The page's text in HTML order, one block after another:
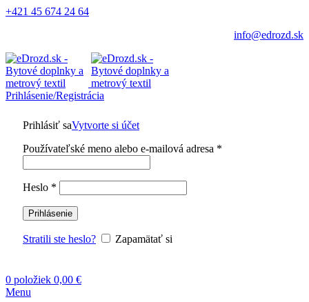
+421 45 674 24 64
info@edrozd.sk
Prihlásenie/Registrácia
Prihlásiť saVytvorte si účet
Používateľské meno alebo e-mailová adresa *
Heslo *
Prihlásenie
Stratili ste heslo? Zapamätať si
0 položiek 0,00 €
Menu